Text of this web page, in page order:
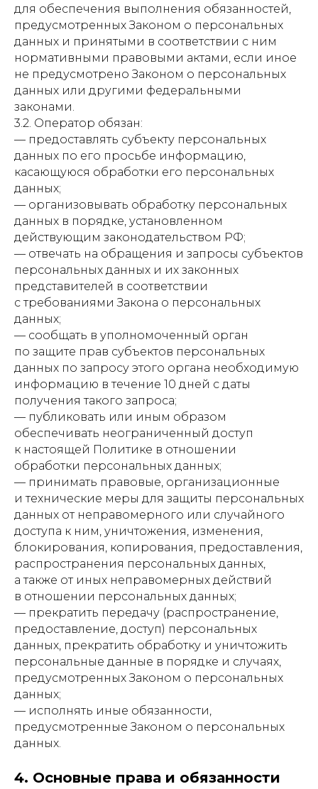
для обеспечения выполнения обязанностей,
предусмотренных Законом о персональных
данных и принятыми в соответствии с ним
нормативными правовыми актами, если иное
не предусмотрено Законом о персональных
данных или другими федеральными
законами.
3.2. Оператор обязан:
— предоставлять субъекту персональных
данных по его просьбе информацию,
касающуюся обработки его персональных
данных;
— организовывать обработку персональных
данных в порядке, установленном
действующим законодательством РФ;
— отвечать на обращения и запросы субъектов
персональных данных и их законных
представителей в соответствии
с требованиями Закона о персональных
данных;
— сообщать в уполномоченный орган
по защите прав субъектов персональных
данных по запросу этого органа необходимую
информацию в течение 10 дней с даты
получения такого запроса;
— публиковать или иным образом
обеспечивать неограниченный доступ
к настоящей Политике в отношении
обработки персональных данных;
— принимать правовые, организационные
и технические меры для защиты персональных
данных от неправомерного или случайного
доступа к ним, уничтожения, изменения,
блокирования, копирования, предоставления,
распространения персональных данных,
а также от иных неправомерных действий
в отношении персональных данных;
— прекратить передачу (распространение,
предоставление, доступ) персональных
данных, прекратить обработку и уничтожить
персональные данные в порядке и случаях,
предусмотренных Законом о персональных
данных;
— исполнять иные обязанности,
предусмотренные Законом о персональных
данных.
4. Основные права и обязанности